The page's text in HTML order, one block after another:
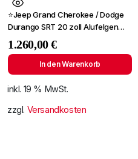
⭐Jeep Grand Cherokee / Dodge
Durango SRT 20 zoll Alufelgen
NEU⭐
1.260,00€
In den Warenkorb
inkl. 19 % MwSt.
zzgl. Versandkosten